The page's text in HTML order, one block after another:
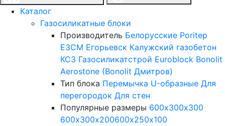
Каталог
Газосиликатные блоки
Производитель Белорусские Poritep
ЕЗСМ Егорьевск Калужский газобетон
КСЗ Газосиликатстрой Euroblock Bonolit
Aerostone (Bonolit Дмитров)
Тип блока Перемычка U-образные Для
перегородок Для стен
Популярные размеры 600х300х300
600х300х200600х250х100